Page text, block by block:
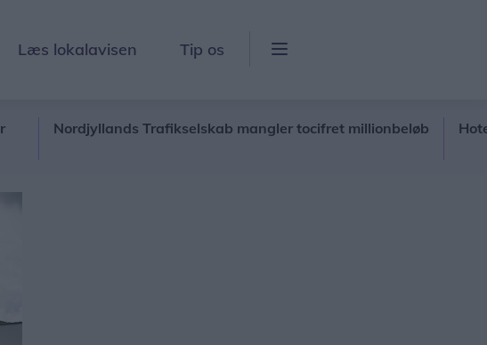
Læs lokalavisen Tip os
Nordjyllands Trafikselskab mangler tocifret millionbeløb Hotel stiller